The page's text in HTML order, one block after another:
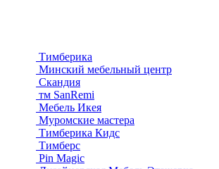
Тимберика
Минский мебельный центр
Скандия
тм SanRemi
Мебель Икея
Муромские мастера
Тимберика Кидс
Тимберс
Pin Magic